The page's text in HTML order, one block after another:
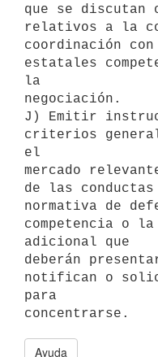
que se discutan
relativos a la
coordinación
estatales
la
negociación.
J) Emitir
criterios
el
mercado
de las
normativa de
competencia o
adicional que
deberán
notifican o
para
Ayuda